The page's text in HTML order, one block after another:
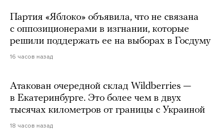
Партия «Яблоко» объявила, что не связана
с оппозиционерами в изгнании, которые
решили поддержать ее на выборах в Госдуму
16 часов назад
Атакован очередной склад Wildberries —
в Екатеринбурге. Это более чем в двух
тысячах километров от границы с Украиной
18 часов назад